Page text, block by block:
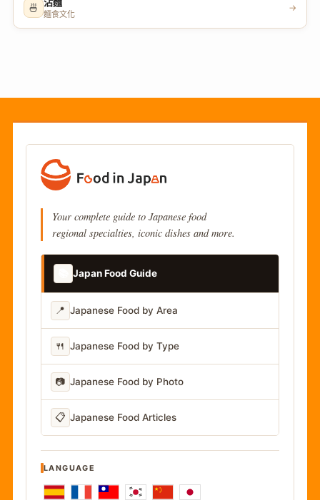
🍜
麵食文化
→
Your complete guide to Japanese food
regional specialties, iconic dishes and more.
Japan Food Guide
📍 Japanese Food by Area
🍴 Japanese Food by Type
📷 Japanese Food by Photo
📋 Japanese Food Articles
LANGUAGE